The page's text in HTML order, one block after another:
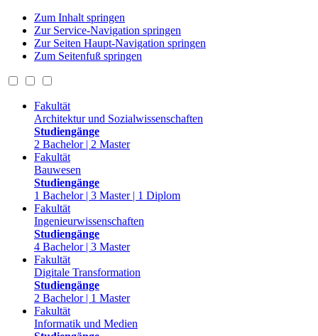
Zum Inhalt springen
Zur Service-Navigation springen
Zur Seiten Haupt-Navigation springen
Zum Seitenfuß springen
Fakultät
Architektur und Sozialwissenschaften
Studiengänge
2 Bachelor | 2 Master
Fakultät
Bauwesen
Studiengänge
1 Bachelor | 3 Master | 1 Diplom
Fakultät
Ingenieurwissenschaften
Studiengänge
4 Bachelor | 3 Master
Fakultät
Digitale Transformation
Studiengänge
2 Bachelor | 1 Master
Fakultät
Informatik und Medien